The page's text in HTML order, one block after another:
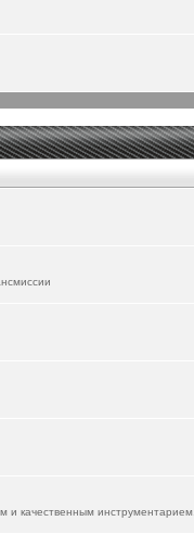
и качественным инструментарием.